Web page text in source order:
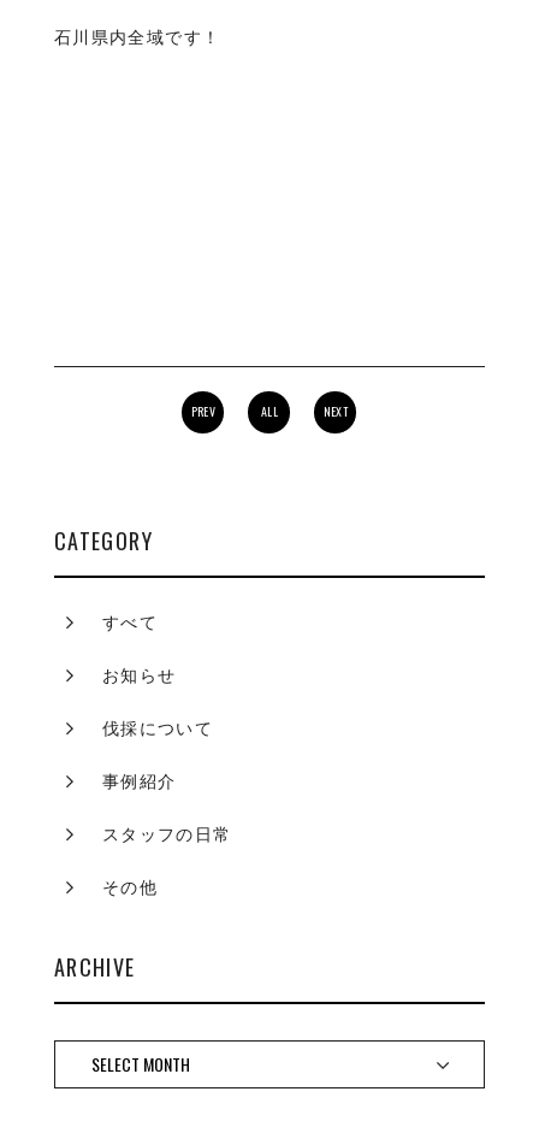
石川県内全域です！
PREV ALL NEXT
CATEGORY
すべて
お知らせ
伐採について
事例紹介
スタッフの日常
その他
ARCHIVE